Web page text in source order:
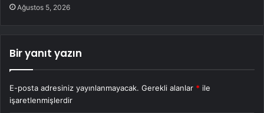
Ağustos 5, 2026
Bir yanıt yazın
E-posta adresiniz yayınlanmayacak. Gerekli alanlar * ile
işaretlenmişlerdir